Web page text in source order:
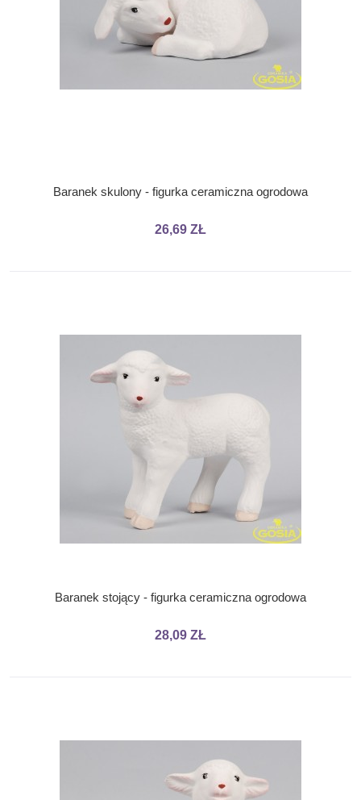
Baranek skulony - figurka ceramiczna ogrodowa
26,69 ZŁ
Baranek stojący - figurka ceramiczna ogrodowa
28,09 ZŁ